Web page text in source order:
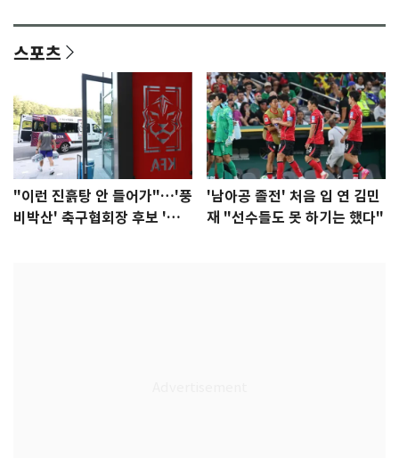
스포츠
"이런 진흙탕 안 들어가"…'풍
비박산' 축구협회장 후보 '실
'남아공 졸전' 처음 입 연 김민
재 "선수들도 못 하기는 했다"